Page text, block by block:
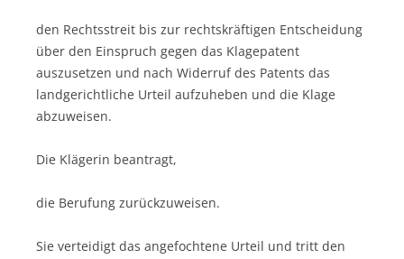
den Rechtsstreit bis zur rechtskräftigen Entscheidung
über den Einspruch gegen das Klagepatent
auszusetzen und nach Widerruf des Patents das
landgerichtliche Urteil aufzuheben und die Klage
abzuweisen.
Die Klägerin beantragt,
die Berufung zurückzuweisen.
Sie verteidigt das angefochtene Urteil und tritt den